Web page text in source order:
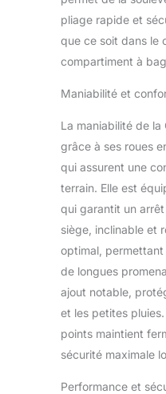
pliage rapide et
que ce soit dans le
compartiment à
Maniabilité et
La maniabilité de la
grâce à ses roues
qui assurent une
terrain. Elle est
qui garantit un
siège, inclinable et
optimal, permettant
de longues
ajout notable,
et les petites
points maintient
sécurité maximale
Performance et